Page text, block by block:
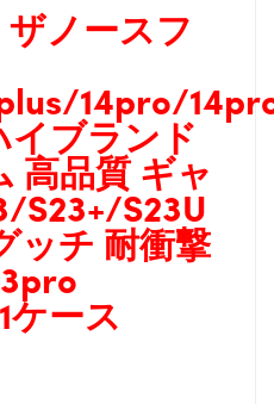
ザノースフ
14pro/
ブランド
高品質 ギャ
S23+/S23U
ッチ 耐衝撃
ケース